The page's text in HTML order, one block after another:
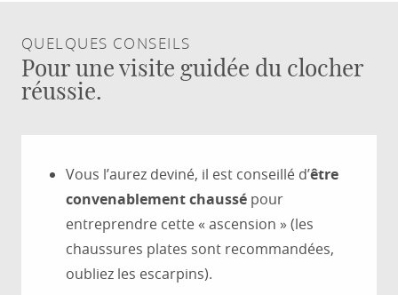
QUELQUES CONSEILS
Pour une visite guidée du clocher
réussie.
Vous l’aurez deviné, il est conseillé d’être
convenablement chaussé pour
entreprendre cette « ascension » (les
chaussures plates sont recommandées,
oubliez les escarpins).